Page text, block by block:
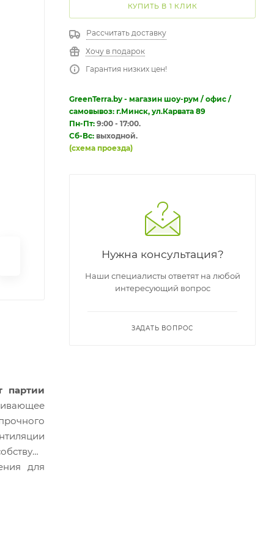
партии
для
КУПИТЬ В 1 КЛИК
Рассчитать доставку
Хочу в подарок
Гарантия низких цен!
GreenTerra.by - магазин шоу-рум / офис /
самовывоз: г.Минск, ул.Карвата 89
Пн-Пт: 9:00 - 17:00.
Сб-Вс: выходной.
(схема проезда)
Нужна консультация?
Наши специалисты ответят на любой
интересующий вопрос
ЗАДАТЬ ВОПРОС